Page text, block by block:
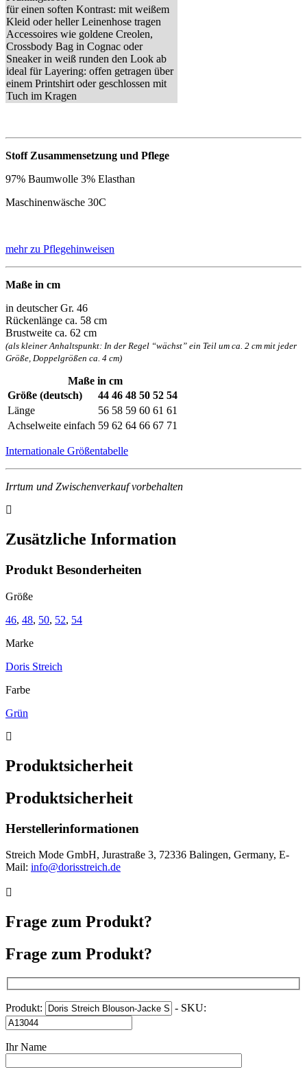
für einen soften Kontrast: mit weißem
Kleid oder heller Leinenhose tragen
Accessoires wie goldene Creolen,
Crossbody Bag in Cognac oder
Sneaker in weiß runden den Look ab
ideal für Layering: offen getragen über
einem Printshirt oder geschlossen mit
Tuch im Kragen
Stoff Zusammensetzung und Pflege
97% Baumwolle 3% Elasthan
Maschinenwäsche 30C
mehr zu Pflegehinweisen
Maße in cm
in deutscher Gr. 46
Rückenlänge ca. 58 cm
Brustweite ca. 62 cm
(als kleiner Anhaltspunkt: In der Regel “wächst” ein Teil um ca. 2 cm mit jeder
Größe, Doppelgrößen ca. 4 cm)
Maße in cm
Größe (deutsch)
44 46 48 50 52 54
Länge
56 58 59 60 61 61
Achselweite einfach 59 62 64 66 67 71
Internationale Größentabelle
Irrtum und Zwischenverkauf vorbehalten
Zusätzliche Information
Produkt Besonderheiten
Größe
46, 48, 50, 52, 54
Marke
Doris Streich
Farbe
Grün
Produktsicherheit
Produktsicherheit
Herstellerinformationen
Streich Mode GmbH, Jurastraße 3, 72336 Balingen, Germany, E-
Mail: info@dorisstreich.de
Frage zum Produkt?
Frage zum Produkt?
Produkt: - SKU:
Ihr Name